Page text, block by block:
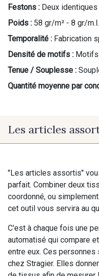
Festons : Deux identiques
Poids : 58 gr/m² - 8 gr/m.l.
Temporalité : Fabrication
Densité de motifs :
Tenue / Souplesse :
Quantité moyenne par
Les articles
"Les articles assortis"
parfait. Combiner deux
coordonné, ou
cet outil vous servira au
C'est à chaque fois une
automatisé qui compare
entre eux. Ces
chez Stragier. Elles